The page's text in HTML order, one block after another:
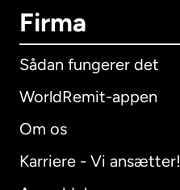
Firma
Sådan fungerer det
WorldRemit-appen
Om os
Karriere - Vi ansætter!